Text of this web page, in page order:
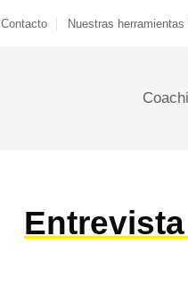
Contacto Nuestras herramientas